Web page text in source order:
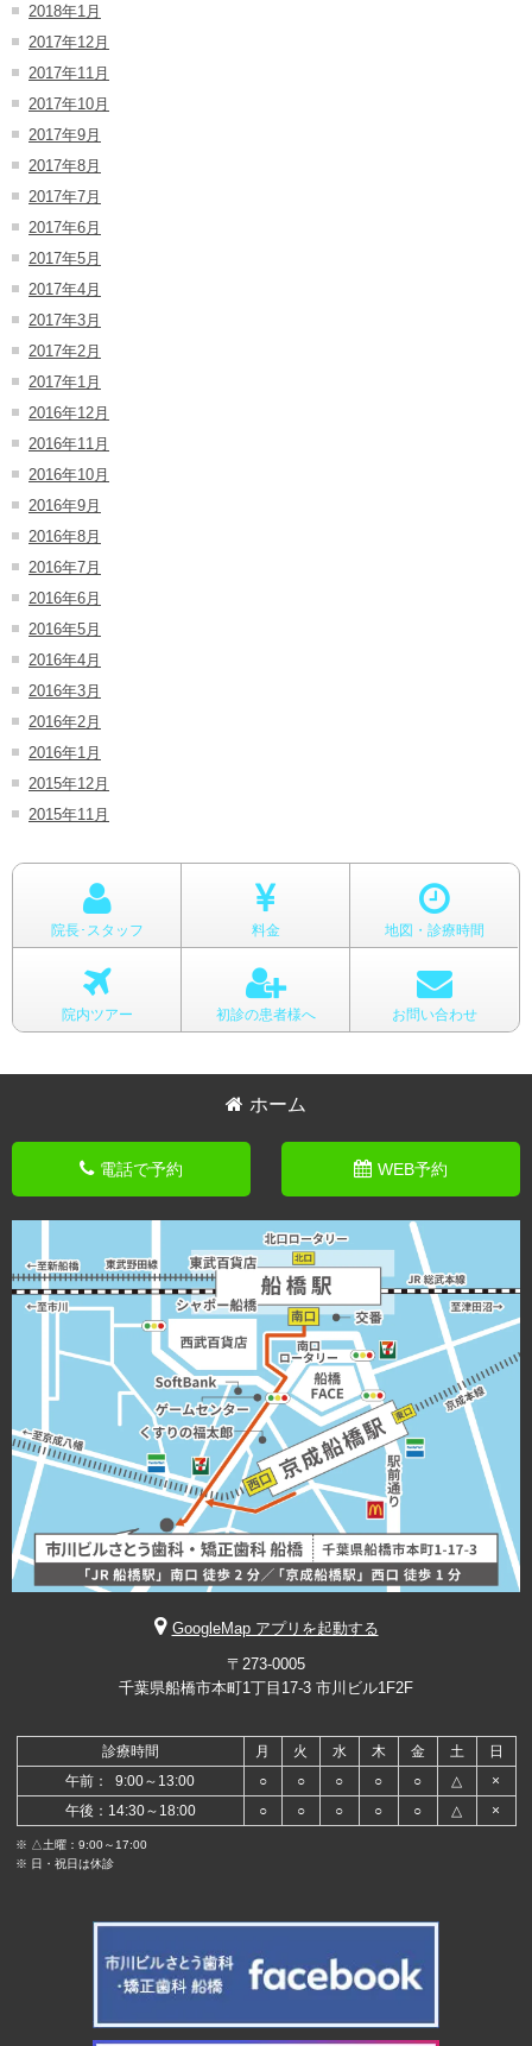
2018年1月
2017年12月
2017年11月
2017年10月
2017年9月
2017年8月
2017年7月
2017年6月
2017年5月
2017年4月
2017年3月
2017年2月
2017年1月
2016年12月
2016年11月
2016年10月
2016年9月
2016年8月
2016年7月
2016年6月
2016年5月
2016年4月
2016年3月
2016年2月
2016年1月
2015年12月
2015年11月
院長･スタッフ 料金 地図・診療時間
院内ツアー 初診の患者様へ お問い合わせ
ホーム
電話で予約 WEB予約
GoogleMap アプリを起動する
〒273-0005
千葉県船橋市本町1丁目17-3 市川ビル1F2F
診療時間 月 火 水 木 金 土
日
午前： 9:00～13:00
○ ○ ○ ○ ○ △
×
午後：14:30～18:00
○ ○ ○ ○ ○ △ ×
※ △土曜：9:00～17:00
※ 日・祝日は休診